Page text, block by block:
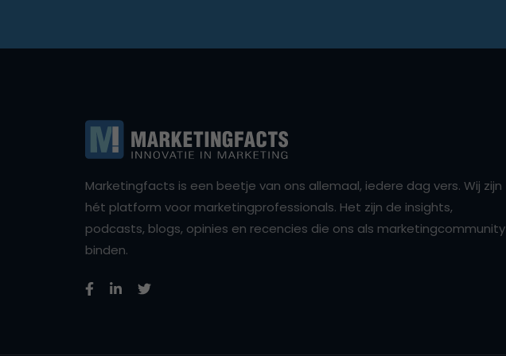
Marketingfacts is een beetje van ons allemaal, iedere dag vers. Wij zijn
hét platform voor marketingprofessionals. Het zijn de insights,
podcasts, blogs, opinies en recencies die ons als marketingcommunity
binden.